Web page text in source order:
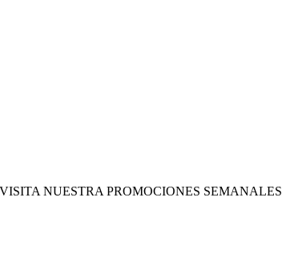
NUESTRA PROMOCIONES SEMANALES